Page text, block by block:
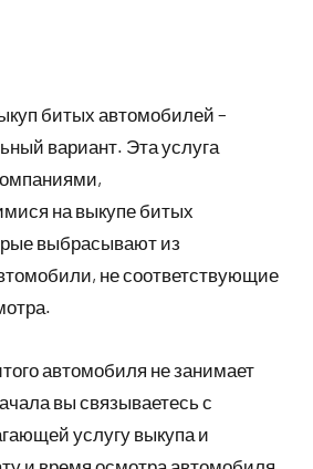
битых автомобилей –
вариант. Эта услуга
на выкупе битых
выбрасывают из
не соответствующие
автомобиля не занимает
вы связываетесь с
услугу выкупа и